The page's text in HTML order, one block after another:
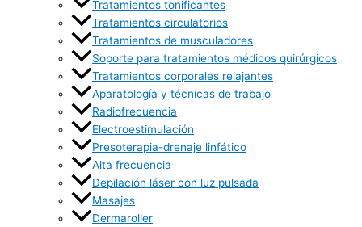
Tratamientos tonificantes
Tratamientos circulatorios
Tratamientos de musculadores
Soporte para tratamientos médicos quirúrgicos
Tratamientos corporales relajantes
Aparatología y técnicas de trabajo
Radiofrecuencia
Electroestimulación
Presoterapia-drenaje linfático
Alta frecuencia
Depilación láser con luz pulsada
Masajes
Dermaroller